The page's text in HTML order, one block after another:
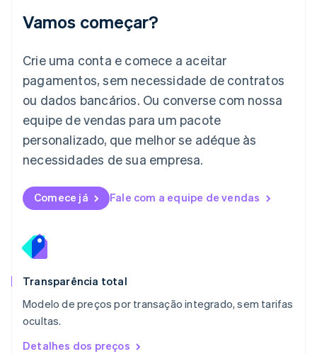
Vamos começar?
Crie uma conta e comece a aceitar
pagamentos, sem necessidade de contratos
ou dados bancários. Ou converse com nossa
equipe de vendas para um pacote
personalizado, que melhor se adéque às
necessidades de sua empresa.
Comece já Fale com a equipe de vendas
Transparência total
Modelo de preços por transação integrado, sem tarifas
ocultas.
Detalhes dos preços
日本語English
Liechtenstein
DeutschEnglish
Lituânia
English
Luxemburgo
FrançaisDeutsch English
English简体中文
English
México
Noruega
English
English
NederlandsEnglish
Polônia
English